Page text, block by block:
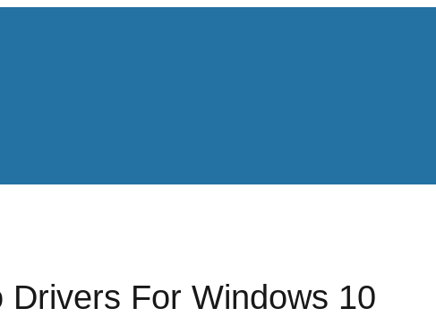
For Windows 10